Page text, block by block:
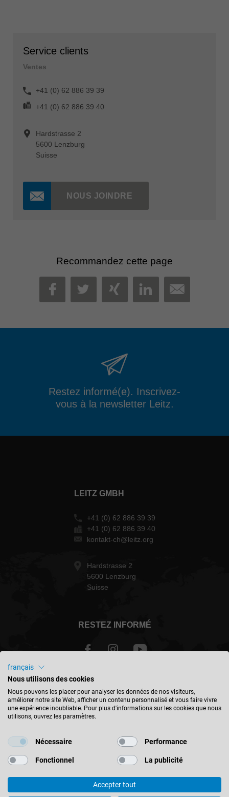
Service clients
Ventes
+41 (0) 62 886 39 39
+41 (0) 62 886 39 40
Hardstrasse 2
5600 Lenzburg
Suisse
NOUS JOINDRE
Recommandez cette page
FACEBOOK
TWITTER
XINGLINKEDIN
MAIL
Restez informé(e). Inscrivez-
vous à la newsletter Leitz.
LEITZ GMBH
+41 (0) 62 886 39 39
+41 (0) 62 886 39 40
kontakt-ch@leitz.org
Hardstrasse 2
5600 Lenzburg
Suisse
RESTEZ INFORMÉ
Schweiz - français
TROUVER UN EMPLACEMENT
© 2026 Leitz GmbH & Co. KG
Mentions Légales
Contact Protection des données
français
Nous utilisons des cookies
Nous pouvons les placer pour analyser les données de nos visiteurs,
améliorer notre site Web, afficher un contenu personnalisé et vous faire vivre
une expérience inoubliable. Pour plus d'informations sur les cookies que nous
utilisons, ouvrez les paramètres.
Nécessaire Performance
Fonctionnel La publicité
Accepter tout